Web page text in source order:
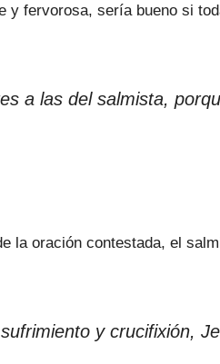
fervorosa, sería bueno si
a las del salmista,
la oración contestada, el
y crucifixión,